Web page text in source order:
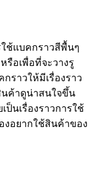
ช้แบคกราวสีพื้นๆ
รือเพื่อที่จะวางรู
ราวให้มีเรื่องราว
ค้าดูน่าสนใจขึ้น
ป็นเรื่องราวการใช้
งอยากใช้สินค้าของ